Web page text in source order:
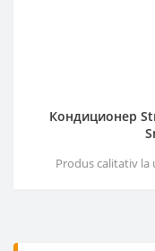
Кондиционер
Produs calitativ la